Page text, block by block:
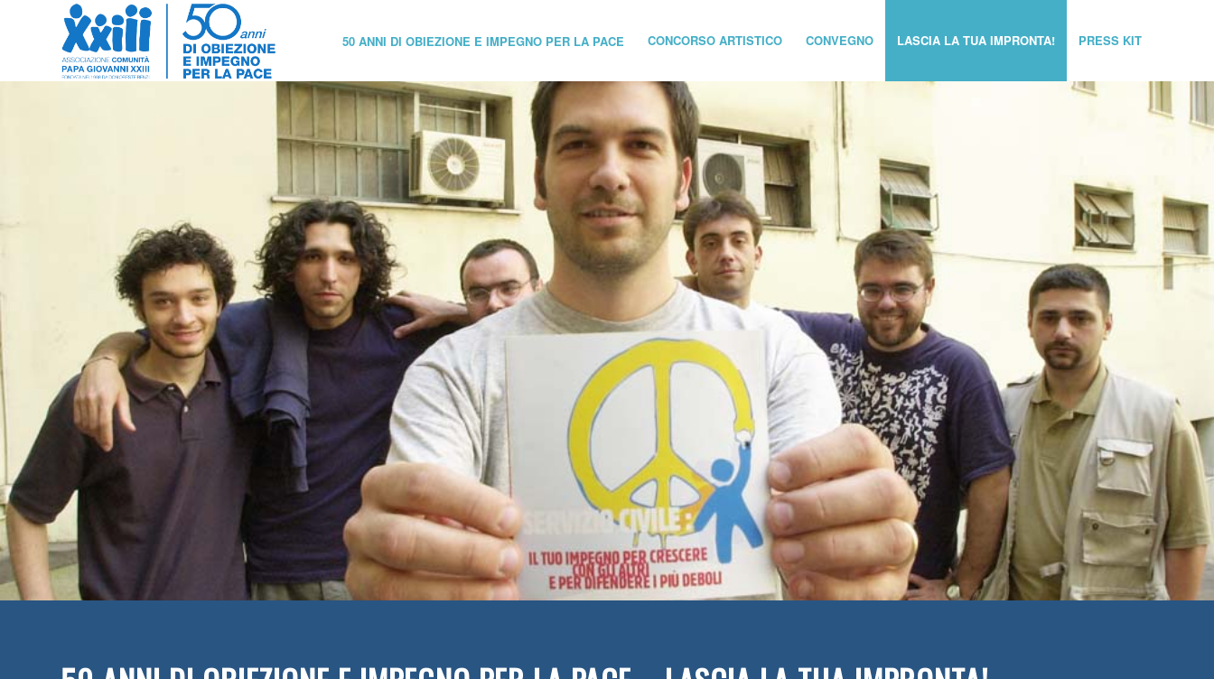
50 ANNI DI OBIEZIONE E IMPEGNO PER LA PACE CONCORSO ARTISTICO CONVEGNO LASCIA LA TUA IMPRONTA! PRESS KIT